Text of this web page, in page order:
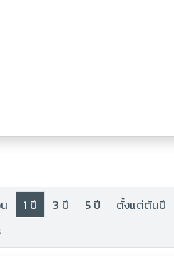
1 ปี 3 ปี 5 ปี ตั้งแต่ต้นปี